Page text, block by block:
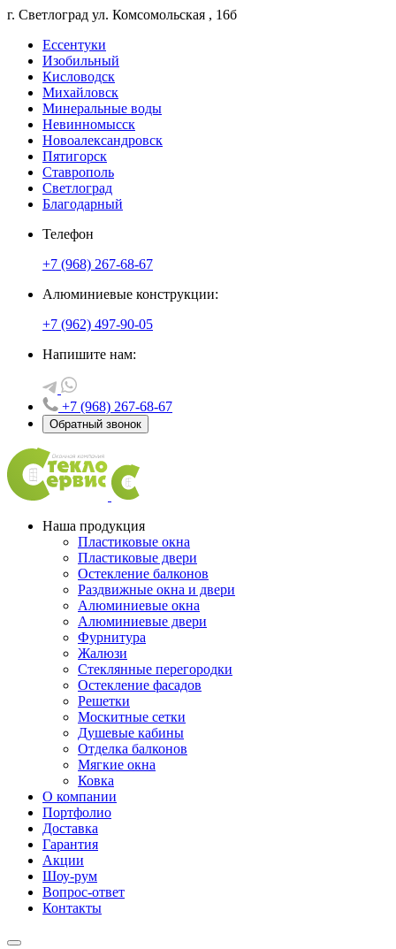
г. Светлоград ул. Комсомольская , 16б
Ессентуки
Изобильный
Кисловодск
Михайловск
Минеральные воды
Невинномысск
Новоалександровск
Пятигорск
Ставрополь
Светлоград
Благодарный
Телефон
+7 (968) 267-68-67
Алюминиевые конструкции:
+7 (962) 497-90-05
Напишите нам:
+7 (968) 267-68-67
Обратный звонок
Наша продукция
Пластиковые окна
Пластиковые двери
Остекление балконов
Раздвижные окна и двери
Алюминиевые окна
Алюминиевые двери
Фурнитура
Жалюзи
Стеклянные перегородки
Остекление фасадов
Решетки
Москитные сетки
Душевые кабины
Отделка балконов
Мягкие окна
Ковка
О компании
Портфолио
Доставка
Гарантия
Акции
Шоу-рум
Вопрос-ответ
Контакты